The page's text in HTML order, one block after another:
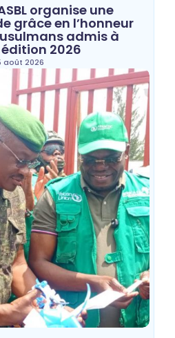
organise une
grâce en l’honneur
admis à
édition 2026
août 2026